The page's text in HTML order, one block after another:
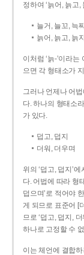
정하여 ‘늙어, 늙고,
늘거, 늘꼬, 늑
늙어, 늙고, 늙
이처럼 ‘늙-­’이라
으면 각 형태소가
그러나 언제나 어
다. 하나의 형태소
가 있다.
덥고, 덥지
더워, 더우며
위의 ‘덥고, 덥지’에
다. 어법에 따라 형
덥으며’로 적어야
게 되므로 표준어 [
므로 ‘덥고, 덥지,
하나로 고정할 수 없
이는 체언에 결합